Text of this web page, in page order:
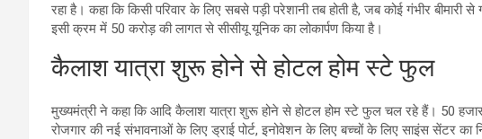
रहा है। कहा कि किसी परिवार के लिए सबसे पड़ी परेशानी तब होती है, जब कोई गंभीर बीमारी
इसी क्रम में 50 करोड़ की लागत से सीसीयू यूनिक का लोकार्पण किया है।
कैलाश यात्रा शुरू होने से होटल होम स्टे फुल
मुख्यमंत्री ने कहा कि आदि कैलाश यात्रा शुरू होने से होटल होम स्टे फुल चल रहे हैं। 50
रोजगार की नई संभावनाओं के लिए ड्राई पोर्ट, इनोवेशन के लिए बच्चों के लिए साइंस सेंटर का